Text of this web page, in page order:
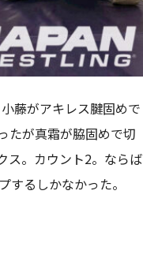
藤がアキレス腱固めで
たが真霜が脇固めで切
ス。カウント2。ならば
るしかなかった。